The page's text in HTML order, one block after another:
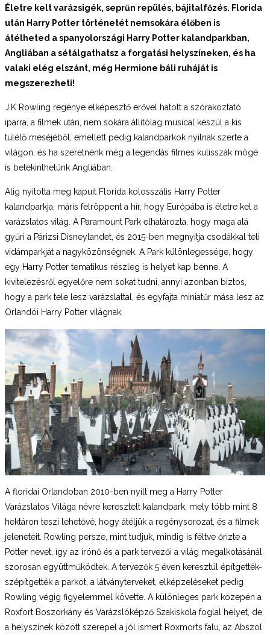
Életre kelt varázsigék, seprűn repülés, bájitalfőzés. Florida
után Harry Potter történetét nemsokára élőben is
átélheted a spanyolországi Harry Potter kalandparkban,
Angliában a sétálgathatsz a forgatási helyszíneken, és ha
valaki elég elszánt, még Hermione báli ruháját is
megszerezheti!
J.K Rowling regénye elképesztő erővel hatott a szórakoztató
iparra, a filmek után, nem sokára állítólag musical készül a kis
túlélő meséjéből, emellett pedig kalandparkok nyílnak szerte a
világon, és ha szeretnénk még a legendás filmes kulisszák mögé
is betekinthetünk Angliában.
Alig nyitotta meg kapuit Florida kolosszális Harry Potter
kalandparkja, máris felröppent a hír, hogy Európába is életre kel a
varázslatos világ. A Paramount Park elhatározta, hogy maga alá
gyűri a Párizsi Disneylandet, és 2015-ben megnyitja csodákkal teli
vidámparkját a nagyközönségnek. A Park különlegessége, hogy
egy Harry Potter tematikus részleg is helyet kap benne. A
kivitelezésről egyelőre nem sokat tudni, annyi azonban biztos,
hogy a park tele lesz varázslattal, és egyfajta miniatűr mása lesz az
Orlandói Harry Potter világnak.
A floridai Orlandoban 2010-ben nyílt meg a Harry Potter
Varázslatos Világa névre keresztelt kalandpark, mely több mint 8
hektáron teszi lehetővé, hogy átéljük a regénysorozat, és a filmek
jeleneteit. Rowling persze, mint tudjuk, mindig is féltve őrizte a
Potter nevet, így az írónő és a park tervezői a világ megalkotásánál
szorosan együttműködtek. A tervezők 5 éven keresztül építgették-
szépítgették a parkot, a látványterveket, elképzeléseket pedig
Rowling végig figyelemmel követte. A különleges park közepén a
Roxfort Boszorkány és Varázslóképző Szakiskola foglal helyet, de
a helyszínek között szerepel a jól ismert Roxmorts falu, az Abszol